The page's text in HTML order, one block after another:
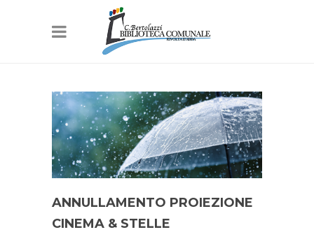
ANNULLAMENTO PROIEZIONE
CINEMA & STELLE